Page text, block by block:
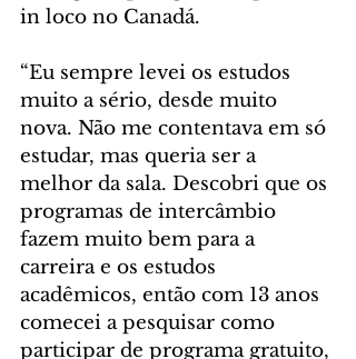
in loco no Canadá.
“Eu sempre levei os estudos
muito a sério, desde muito
nova. Não me contentava em só
estudar, mas queria ser a
melhor da sala. Descobri que os
programas de intercâmbio
fazem muito bem para a
carreira e os estudos
acadêmicos, então com 13 anos
comecei a pesquisar como
participar de programa gratuito,